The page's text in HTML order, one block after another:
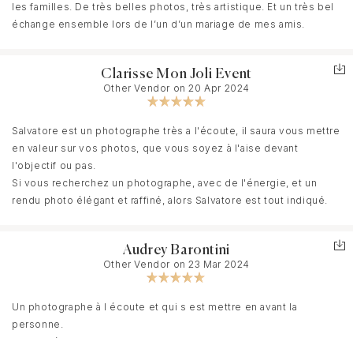
les familles. De très belles photos, très artistique. Et un très bel
échange ensemble lors de l’un d’un mariage de mes amis.
Clarisse Mon Joli Event
Other Vendor on 20 Apr 2024
Salvatore est un photographe très a l'écoute, il saura vous mettre
en valeur sur vos photos, que vous soyez à l'aise devant
l'objectif ou pas.
Si vous recherchez un photographe, avec de l'énergie, et un
rendu photo élégant et raffiné, alors Salvatore est tout indiqué.
Audrey Barontini
Other Vendor on 23 Mar 2024
Un photographe à l écoute et qui s est mettre en avant la
personne.